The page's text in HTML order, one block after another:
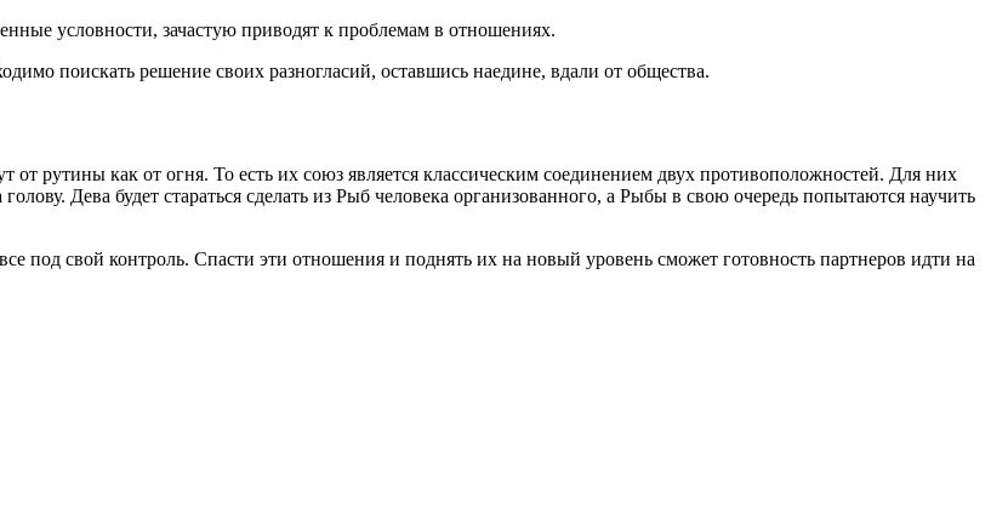
условности, зачастую приводят к проблемам в отношениях.
поискать решение своих разногласий, оставшись наедине, вдали от общества.
от рутины как от огня. То есть их союз является классическим соединением двух противоположностей. Для них
Дева будет стараться сделать из Рыб человека организованного, а Рыбы в свою очередь попытаются научить
под свой контроль. Спасти эти отношения и поднять их на новый уровень сможет готовность партнеров идти на